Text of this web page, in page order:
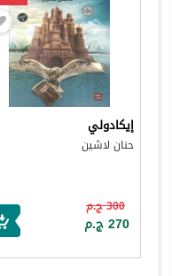
إيكادولي
حنان لاشين
300 ج.م
270 ج.م